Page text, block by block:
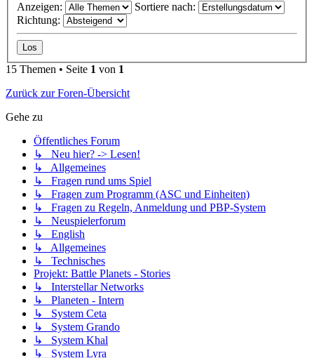
Anzeigen:
Sortiere nach:
Richtung:
15 Themen • Seite 1 von 1
Zurück zur Foren-Übersicht
Gehe zu
Öffentliches Forum
↳ Neu hier? -> Lesen!
↳ Allgemeines
↳ Fragen rund ums Spiel
↳ Fragen zum Programm (ASC und Einheiten)
↳ Fragen zu Regeln, Anmeldung und PBP-System
↳ Neuspielerforum
↳ English
↳ Allgemeines
↳ Technisches
Projekt: Battle Planets - Stories
↳ Interstellar Networks
↳ Planeten - Intern
↳ System Ceta
↳ System Grando
↳ System Khal
↳ System Lyra